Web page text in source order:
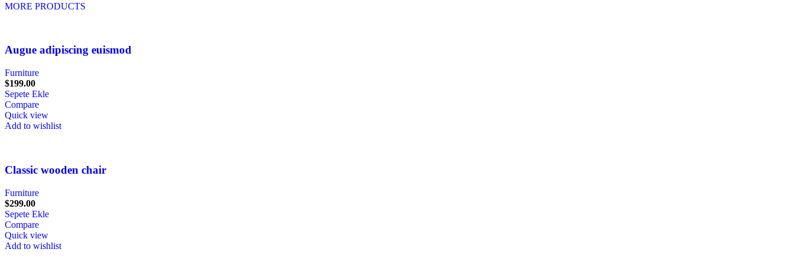
MORE PRODUCTS
Augue adipiscing euismod
Furniture
$199.00
Sepete Ekle
Compare
Quick view
Add to wishlist
Classic wooden chair
Furniture
$299.00
Sepete Ekle
Compare
Quick view
Add to wishlist